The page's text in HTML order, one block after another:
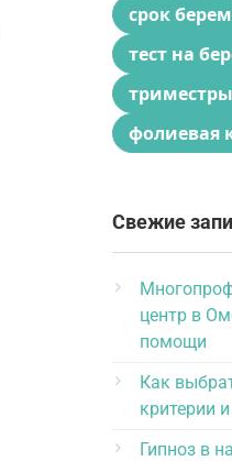
срок
тест на
фолиевая
Свежие
центр в
помощи
Как
критерии
Гипноз в